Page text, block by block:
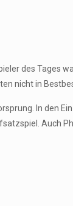
des Tages
nicht in
In den
Auch